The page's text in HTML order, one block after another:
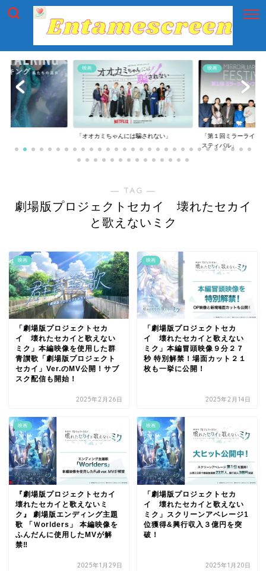
映画
「オオカミちゃんには騙されない」
映画
「第１回ミラーライア
スティバル」
― TAG ―
劇場版プロジェクトセカイ 壊れたセカイ
と歌えないミク
映画
「劇場版プロジェクトセカ
イ 壊れたセカイと歌えない
ミク」本編映像を使用した群
青讃歌「劇場版プロジェクト
セカイ」Ver.のMV公開！サブ
スク配信も開始！
2025年2月26日
映画
「劇場版プロジェクトセカ
イ 壊れたセカイと歌えない
ミク」本編冒頭映像９分２７
秒 特別解禁！場面カット２１
枚も一挙に公開！
2025年2月14日
映画
『劇場版プロジェクトセカイ
壊れたセカイと歌えないミ
ク』 劇場版エンディング主題
歌 「Ｗorlders」 本編映像を
ふんだんに使用したMVが解
禁‼
2025年1月29日
映画
「劇場版プロジェクトセカ
イ 壊れたセカイと歌えない
ミク」スクリーンアベレージ1
位獲得&興行収入３億円を突
破！
2025年1月20日